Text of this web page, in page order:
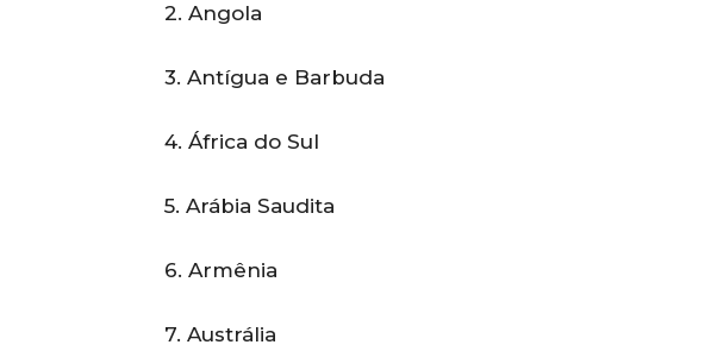
2. Angola
3. Antígua e Barbuda
4. África do Sul
5. Arábia Saudita
6. Armênia
7. Austrália